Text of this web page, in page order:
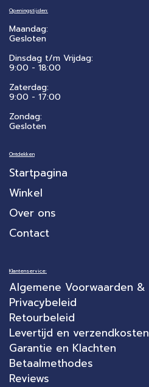
Openingstijden:
Maandag:
Gesloten
Dinsdag t/m Vrijdag:
9:00 - 18:00
Zaterdag:
​9:00 - 17:00
Zondag:
Gesloten
Ontdekken
Startpagina
Winkel
Over ons
Contact
Klantenservice:
Algemene Voorwaarden &
Privacybeleid
Retourbeleid
Levertijd en verzendkosten
Garantie en Klachten
Betaalmethodes
Reviews